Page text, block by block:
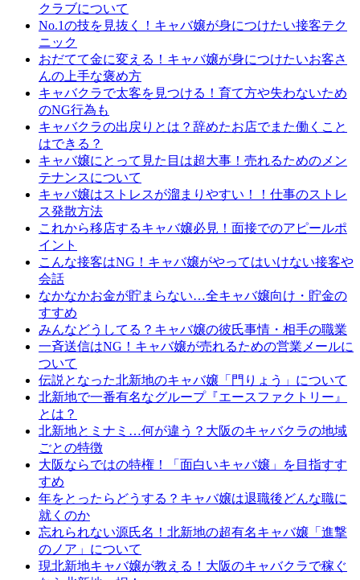
クラブについて
No.1の技を見抜く！キャバ嬢が身につけたい接客テク
ニック
おだてて金に変える！キャバ嬢が身につけたいお客さ
んの上手な褒め方
キャバクラで太客を見つける！育て方や失わないため
のNG行為も
キャバクラの出戻りとは？辞めたお店でまた働くこと
はできる？
キャバ嬢にとって見た目は超大事！売れるためのメン
テナンスについて
キャバ嬢はストレスが溜まりやすい！！仕事のストレ
ス発散方法
これから移店するキャバ嬢必見！面接でのアピールポ
イント
こんな接客はNG！キャバ嬢がやってはいけない接客や
会話
なかなかお金が貯まらない…全キャバ嬢向け・貯金の
すすめ
みんなどうしてる？キャバ嬢の彼氏事情・相手の職業
一斉送信はNG！キャバ嬢が売れるための営業メールに
ついて
伝説となった北新地のキャバ嬢「門りょう」について
北新地で一番有名なグループ『エースファクトリー』
とは？
北新地とミナミ…何が違う？大阪のキャバクラの地域
ごとの特徴
大阪ならではの特権！「面白いキャバ嬢」を目指すす
すめ
年をとったらどうする？キャバ嬢は退職後どんな職に
就くのか
忘れられない源氏名！北新地の超有名キャバ嬢「進撃
のノア」について
現北新地キャバ嬢が教える！大阪のキャバクラで稼ぐ